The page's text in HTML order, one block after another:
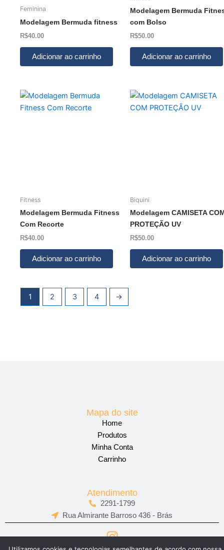
Feminina
Modelagem Bermuda fitness
R$40.00
Adicionar ao carrinho
Modelagem Bermuda
com Bolso
R$50.00
Adicionar ao carrinho
Fitness
Modelagem Bermuda Fitness
Com Recorte
R$40.00
Adicionar ao carrinho
Biquini
Modelagem CAMISETA
PROTEÇÃO UV
R$50.00
Adicionar ao carrinho
1 2 3 4 →
Mapa do site
Home
Produtos
Minha Conta
Carrinho
Atendimento
2291-1799
Rua Almirante Barroso 436 - Brás
I